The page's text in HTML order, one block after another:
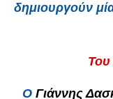
δημιουργούν
Του
Ο Γιάννης